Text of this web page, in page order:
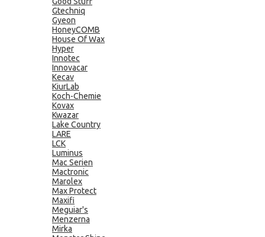
Gtechniq
Gyeon
HoneyCOMB
House Of Wax
Hyper
Innotec
Innovacar
Kecav
KiurLab
Koch-Chemie
Kovax
Kwazar
Lake Country
LARE
LCK
Luminus
Mac Serien
Mactronic
Marolex
Max Protect
Maxifi
Meguiar's
Menzerna
Mirka